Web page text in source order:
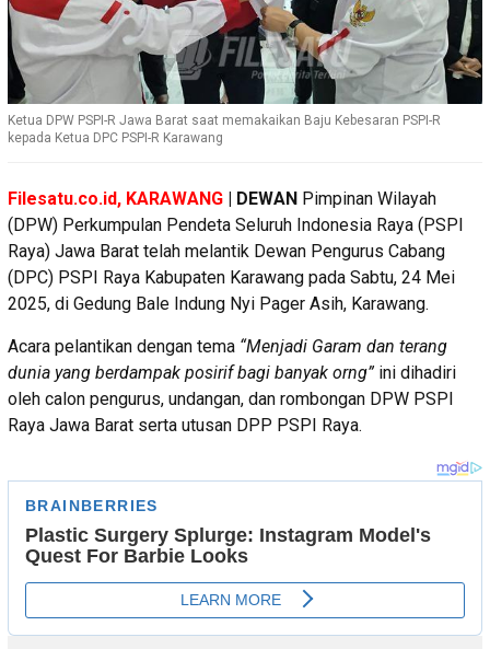
Ketua DPW PSPI-R Jawa Barat saat memakaikan Baju Kebesaran PSPI-R
kepada Ketua DPC PSPI-R Karawang
Filesatu.co.id, KARAWANG | DEWAN Pimpinan Wilayah
(DPW) Perkumpulan Pendeta Seluruh Indonesia Raya (PSPI
Raya) Jawa Barat telah melantik Dewan Pengurus Cabang
(DPC) PSPI Raya Kabupaten Karawang pada Sabtu, 24 Mei
2025, di Gedung Bale Indung Nyi Pager Asih, Karawang.
Acara pelantikan dengan tema “Menjadi Garam dan terang
dunia yang berdampak posirif bagi banyak orng” ini dihadiri
oleh calon pengurus, undangan, dan rombongan DPW PSPI
Raya Jawa Barat serta utusan DPP PSPI Raya.